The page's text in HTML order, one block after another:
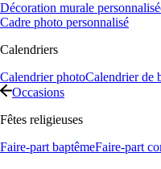
Décoration murale
Cadre photo personnalisé
Calendriers
Calendrier photoCalendrier de
Occasions
Fêtes religieuses
Faire-part baptêmeFaire-part